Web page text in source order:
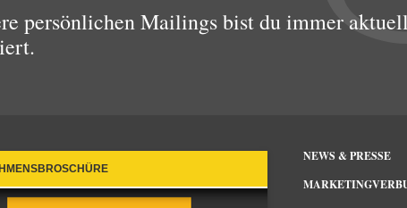
persönlichen Mailings bist du immer
NEWS & PRESSE